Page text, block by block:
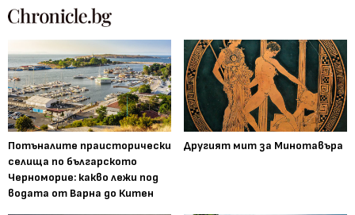
Потъналите праисторически
селища по българското
Черноморие: какво лежи под
водата от Варна до Китен
Другият мит за Минотавъра